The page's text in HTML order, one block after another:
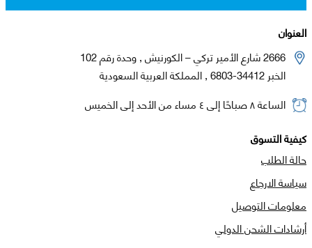
العنوان
2666 شارع الأمير تركي – الكورنيش , وحدة رقم 102
الخبر 34412-6803 , المملكة العربية السعودية
الساعة ٨ صباحًا إلى ٤ مساء من الأحد إلى الخميس
كيفية التسوق
حالة الطلب
سياسة الارجاع
معلومات التوصيل
أرشادات الشحن الدولي